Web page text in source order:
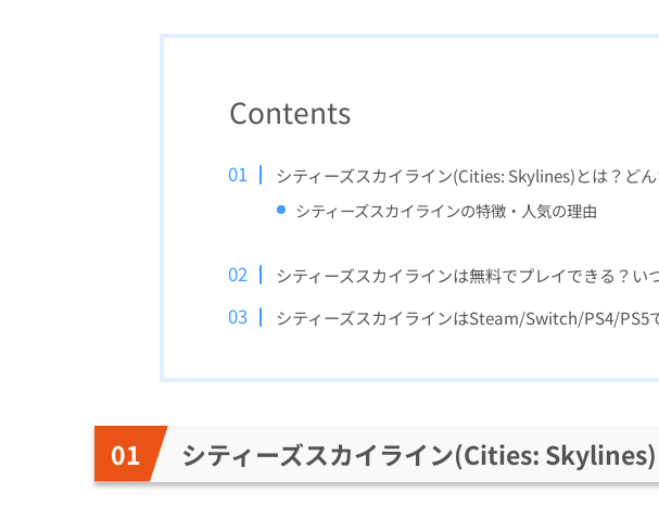
Contents
シティーズスカイライン(Cities: Skylines)とは？ど
シティーズスカイラインの特徴・人気の理由
シティーズスカイラインは無料でプレイできる？い
シティーズスカイラインはSteam/Switch/PS4/PS5
シティーズスカイライン(Cities: